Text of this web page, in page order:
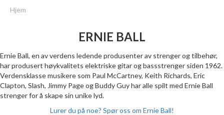
Hjem
ERNIE BALL
Ernie Ball, en av verdens ledende produsenter av strenger og tilbehør,
har produsert høykvalitets elektriske gitar og bassstrenger siden 1962.
Verdensklasse musikere som Paul McCartney, Keith Richards, Eric
Clapton, Slash, Jimmy Page og Buddy Guy har alle spilt med Ernie Ball
strenger for å skape sin unike lyd.
Lurer du på noe? Spør oss om Ernie Ball!